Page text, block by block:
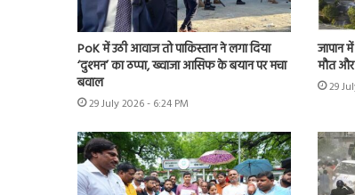
PoK में उठी आवाज तो पाकिस्तान ने लगा दिया
‘दुश्मन’ का ठप्पा, ख्वाजा आसिफ के बयान पर मचा
बवाल
29 July 2026 - 6:24 PM
जापान
मौत और
29